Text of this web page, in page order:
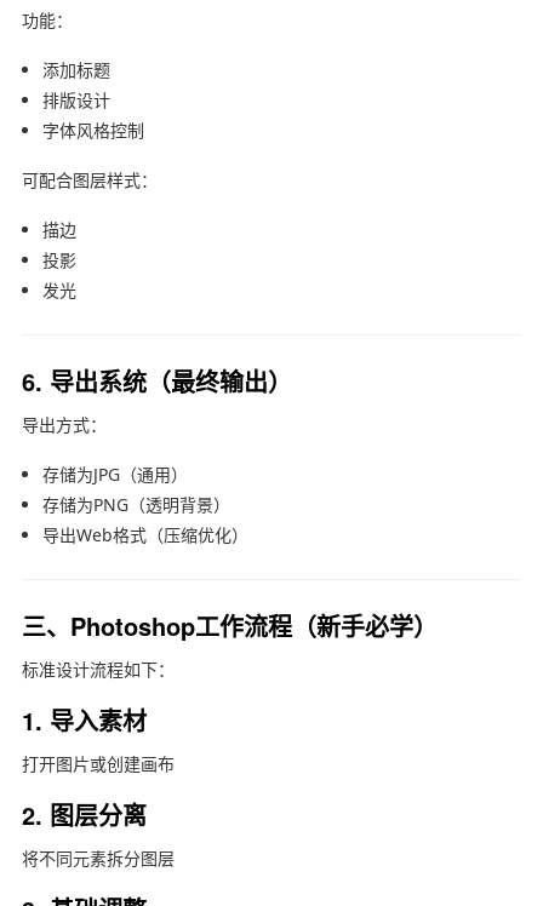
功能：
添加标题
排版设计
字体风格控制
可配合图层样式：
描边
投影
发光
6. 导出系统（最终输出）
导出方式：
存储为JPG（通用）
存储为PNG（透明背景）
导出Web格式（压缩优化）
三、Photoshop工作流程（新手必学）
标准设计流程如下：
1. 导入素材
打开图片或创建画布
2. 图层分离
将不同元素拆分图层